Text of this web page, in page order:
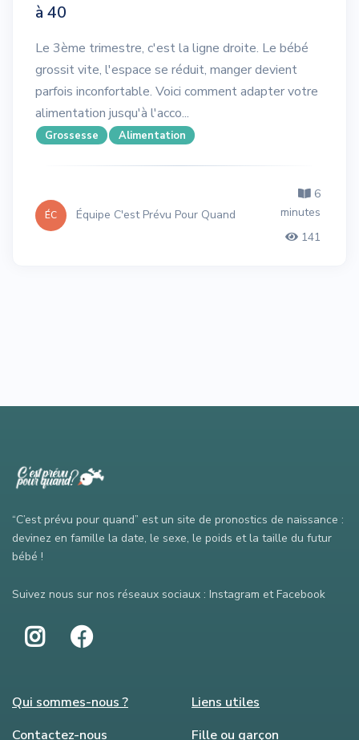
à 40
Le 3ème trimestre, c'est la ligne droite. Le bébé
grossit vite, l'espace se réduit, manger devient
parfois inconfortable. Voici comment adapter votre
alimentation jusqu'à l'acco...
Grossesse Alimentation
ÉC Équipe C'est Prévu Pour Quand
6
minutes
141
“C’est prévu pour quand” est un site de pronostics de naissance :
devinez en famille la date, le sexe, le poids et la taille du futur
bébé !
Suivez nous sur nos réseaux sociaux : Instagram et Facebook
Qui sommes-nous ?
Contactez-nous
Liens utiles
Fille ou garçon